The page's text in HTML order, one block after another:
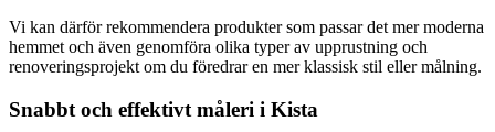
Vi kan därför rekommendera produkter som passar det mer moderna
hemmet och även genomföra olika typer av upprustning och
renoveringsprojekt om du föredrar en mer klassisk stil eller målning.
Snabbt och effektivt måleri i Kista